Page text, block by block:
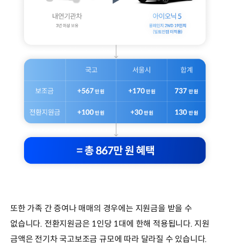
또한 가족 간 증여나 매매의 경우에는 지원금을 받을 수
없습니다. 전환지원금은 1인당 1대에 한해 적용됩니다. 지원
금액은 전기차 국고보조금 규모에 따라 달라질 수 있습니다.